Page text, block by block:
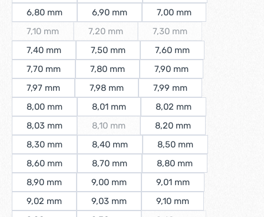
6,80 mm
6,90 mm
7,00 mm
7,10 mm
(Diese Option ist zurzeit nicht verfügbar.)
7,20 mm
(Diese Option ist zurzeit nicht verfügbar.)
7,30 mm
7,40 mm 7,50 mm
7,60 mm
7,70 mm
7,80 mm
7,90 mm
7,97 mm
7,98 mm
7,99 mm
8,00 mm
8,01 mm
8,02 mm
8,03 mm
8,10 mm
(Diese Option ist zurzeit nicht verfügbar.)
8,20 mm
8,30 mm
8,40 mm
8,50 mm
8,60 mm
8,70 mm
8,80 mm
8,90 mm
9,00 mm
9,01 mm
9,02 mm
9,03 mm
9,10 mm